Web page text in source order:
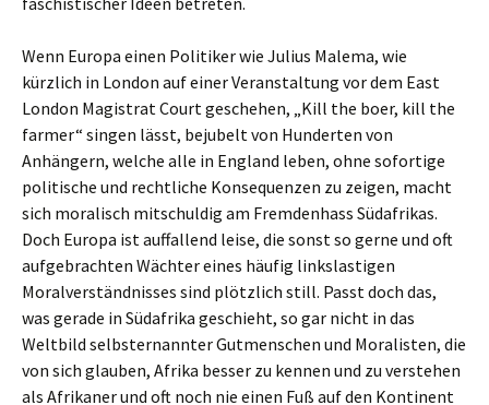
Wenn Europa einen Politiker wie Julius Malema, wie
kürzlich in London auf einer Veranstaltung vor dem East
London Magistrat Court geschehen, „Kill the boer, kill the
farmer“ singen lässt, bejubelt von Hunderten von
Anhängern, welche alle in England leben, ohne sofortige
politische und rechtliche Konsequenzen zu zeigen, macht
sich moralisch mitschuldig am Fremdenhass Südafrikas.
Doch Europa ist auffallend leise, die sonst so gerne und oft
aufgebrachten Wächter eines häufig linkslastigen
Moralverständnisses sind plötzlich still. Passt doch das,
was gerade in Südafrika geschieht, so gar nicht in das
Weltbild selbsternannter Gutmenschen und Moralisten, die
von sich glauben, Afrika besser zu kennen und zu verstehen
als Afrikaner und oft noch nie einen Fuß auf den Kontinent